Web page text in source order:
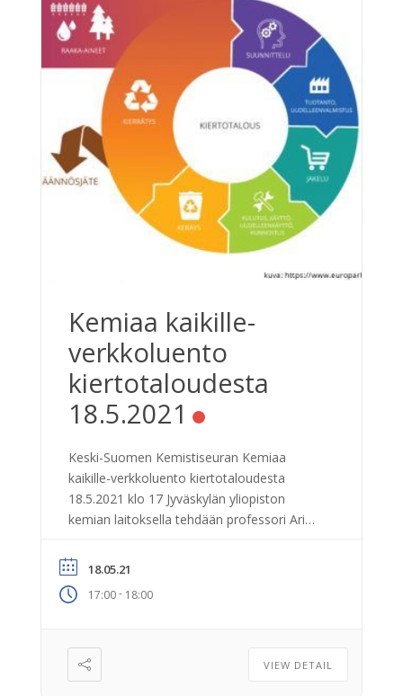
Kemiaa kaikille-
verkkoluento
kiertotaloudesta
18.5.2021
Keski-Suomen Kemistiseuran Kemiaa
kaikille-verkkoluento kiertotaloudesta
18.5.2021 klo 17 Jyväskylän yliopiston
kemian laitoksella tehdään professori Ari
kiertotalouden saralla. Nyt on ainutlaatuinen
mahdollisuus päästä tutustumaan kemian
laitoksen uuteen koelaitteistoon, jonka
erottamiseksi elektroniikkaromusta
teollisella mittakaavalla. Kehitettyjen
menetelmien avulla saadaan
18.05.21
17:00- 18:00
VIEW DETAIL